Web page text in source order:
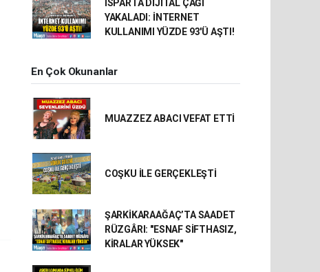
ISPARTA DİJİTAL ÇAĞI
YAKALADI: İNTERNET
KULLANIMI YÜZDE 93'Ü AŞTI!
En Çok Okunanlar
MUAZZEZ ABACI VEFAT ETTİ
COŞKU İLE GERÇEKLEŞTİ
ŞARKİKARAAĞAÇ’TA SAADET
RÜZGÂRI: "ESNAF SİFTHASIZ,
KİRALAR YÜKSEK"